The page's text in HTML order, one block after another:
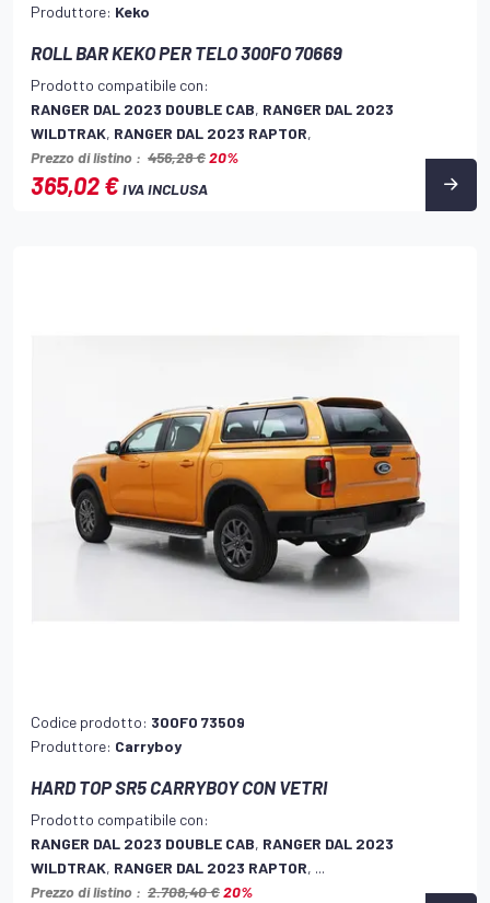
Produttore: Keko
ROLL BAR KEKO PER TELO 300FO 70669
Prodotto compatibile con:
RANGER DAL 2023 DOUBLE CAB, RANGER DAL 2023
WILDTRAK, RANGER DAL 2023 RAPTOR,
Prezzo di listino : 456,28 €20%
365,02 €IVA INCLUSA
Codice prodotto: 300FO 73509
Produttore: Carryboy
HARD TOP SR5 CARRYBOY CON VETRI
Prodotto compatibile con:
RANGER DAL 2023 DOUBLE CAB, RANGER DAL 2023
WILDTRAK, RANGER DAL 2023 RAPTOR, ...
Prezzo di listino : 2.708,40 €20%